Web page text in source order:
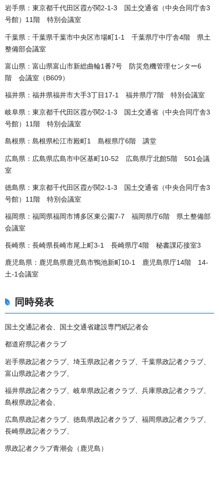
岩手県：東京都千代田区霞が関2-1-3 国土交通省（中央合同庁舎3
号館）11階 特別会議室
千葉県：千葉県千葉市中央区市場町1-1 千葉県庁中庁舎4階 県土
整備部会議室
富山県：富山県富山市新総曲輪1番7号 防災危機管理センター6
階 会議室（B609）
福井県：福井県福井市大手3丁目17-1 福井県庁7階 特別会議室
岐阜県：東京都千代田区霞が関2-1-3 国土交通省（中央合同庁舎3
号館）11階 特別会議室
島根県：島根県松江市殿町1 島根県庁6階 講堂
広島県：広島県広島市中区基町10-52 広島県庁北館5階 501会議
室
徳島県：東京都千代田区霞が関2-1-3 国土交通省（中央合同庁舎3
号館）11階 特別会議室
福岡県：福岡県福岡市博多区東公園7-7 福岡県庁6階 県土整備部
会議室
長崎県：長崎県長崎市尾上町3-1 長崎県庁4階 秘書課応接室3
鹿児島県：鹿児島県鹿児島市鴨池新町10-1 鹿児島県庁14階 14-
土-1会議室
同時発表
国土交通記者会、国土交通省建設専門紙記者会
都道府県記者クラブ
岩手県政記者クラブ、埼玉県政記者クラブ、千葉県政記者クラブ、
富山県政記者クラブ、
福井県政記者クラブ、岐阜県政記者クラブ、兵庫県政記者クラブ、
島根県政記者会、
広島県政記者クラブ、徳島県政記者クラブ、福岡県政記者クラブ、
長崎県政記者クラブ、
県政記者クラブ青潮会（鹿児島）